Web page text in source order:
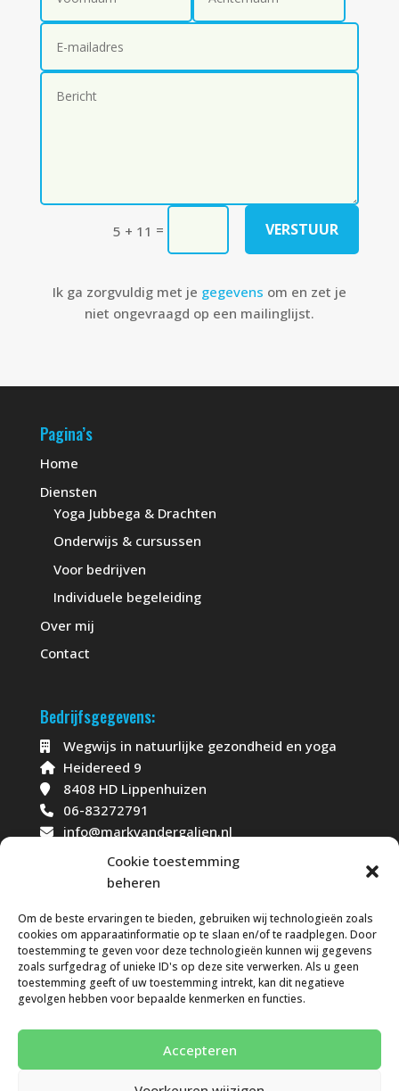
Cookie toestemming
beheren
Om de beste ervaringen te bieden, gebruiken wij technologieën zoals
cookies om apparaatinformatie op te slaan en/of te raadplegen. Door
toestemming te geven voor deze technologieën kunnen wij gegevens
zoals surfgedrag of unieke ID's op deze site verwerken. Als u geen
toestemming geeft of uw toestemming intrekt, kan dit negatieve
gevolgen hebben voor bepaalde kenmerken en functies.
Accepteren
5 + 11 = VERSTUUR
Ik ga zorgvuldig met je gegevens om en zet je
niet ongevraagd op een mailinglijst.
Pagina’s
Home
Diensten
Yoga Jubbega & Drachten
Onderwijs & cursussen
Voor bedrijven
Individuele begeleiding
Over mij
Contact
Bedrijfsgegevens:
Wegwijs in natuurlijke gezondheid en yoga
Heidereed 9
8408 HD Lippenhuizen
06-83272791
info@markvandergalien.nl
www.markvandergalien.nl
KvK-nummer: 5005297
Algemene voorwaarden
Disclaimer
Privacybeleid
Cookies